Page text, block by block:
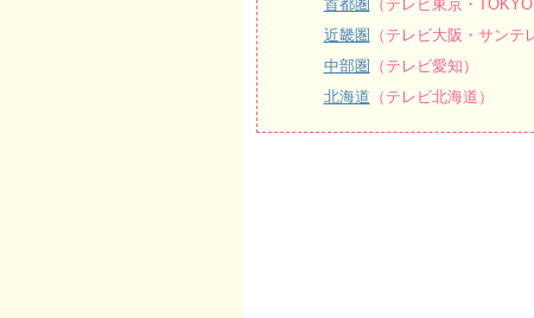
首都圏
（テレビ東京・
近畿圏
（テレビ大阪・サンテ
中部圏
（テレビ愛知）
北海道 （テレビ北海道）